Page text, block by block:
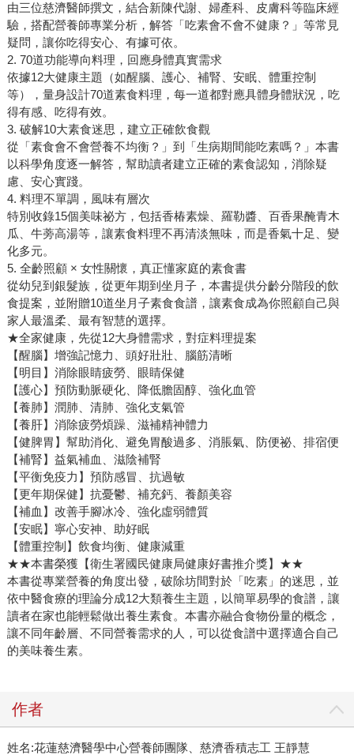
由三位慈濟醫師撰文，結合新陳代謝、婦產科、皮膚科等臨床經
驗，搭配營養師專業分析，解答「吃素會不會不健康？」等常見
疑問，讓你吃得安心、有據可依。
2. 70道功能導向料理，回應身體真實需求
依據12大健康主題（如醒腦、護心、補腎、安眠、體重控制
等），量身設計70道素食料理，每一道都對應具體身體狀況，吃
得有感、吃得有效。
3. 破解10大素食迷思，建立正確飲食觀
從「素食會不會營養不均衡？」到「生病期間能吃素嗎？」本書
以科學角度逐一解答，幫助讀者建立正確的素食認知，消除疑
慮、安心實踐。
4. 料理不單調，風味有層次
特別收錄15個美味祕方，包括香椿素燥、羅勒醬、百香果醃青木
瓜、牛蒡高湯等，讓素食料理不再清淡無味，而是香氣十足、變
化多元。
5. 全齡照顧 × 女性關懷，真正懂家庭的素食書
從幼兒到銀髮族，從更年期到坐月子，本書提供分齡分階段的飲
食提案，並附贈10道坐月子素食食譜，讓素食成為你照顧自己與
家人最溫柔、最有智慧的選擇。
★全家健康，先從12大身體需求，對症料理提案
【醒腦】增強記憶力、頭好壯壯、腦筋清晰
【明目】消除眼睛疲勞、眼睛保健
【護心】預防動脈硬化、降低膽固醇、強化血管
【養肺】潤肺、清肺、強化支氣管
【養肝】消除疲勞煩躁、滋補精神體力
【健脾胃】幫助消化、避免胃酸過多、消脹氣、防便祕、排宿便
【補腎】益氣補血、滋陰補腎
【平衡免疫力】預防感冒、抗過敏
【更年期保健】抗憂鬱、補充鈣、養顏美容
【補血】改善手腳冰冷、強化虛弱體質
【安眠】寧心安神、助好眠
【體重控制】飲食均衡、健康減重
★★本書榮獲【衛生署國民健康局健康好書推介獎】★★
本書從專業營養的角度出發，破除坊間對於「吃素」的迷思，並
依中醫食療的理論分成12大類養生主題，以簡單易學的食譜，讓
讀者在家也能輕鬆做出養生素食。本書亦融合食物份量的概念，
讓不同年齡層、不同營養需求的人，可以從食譜中選擇適合自己
的美味養生素。
作者
姓名:花蓮慈濟醫學中心營養師團隊、慈濟香積志工 王靜慧